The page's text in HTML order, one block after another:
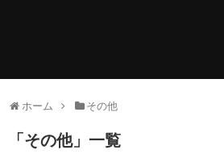
ホーム その他
「 その他」 一覧